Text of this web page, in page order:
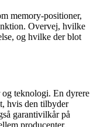
memory-positioner,
Overvej, hvilke
og hvilke der blot
teknologi. En dyrere
hvis den tilbyder
garantivilkår på
producenter.